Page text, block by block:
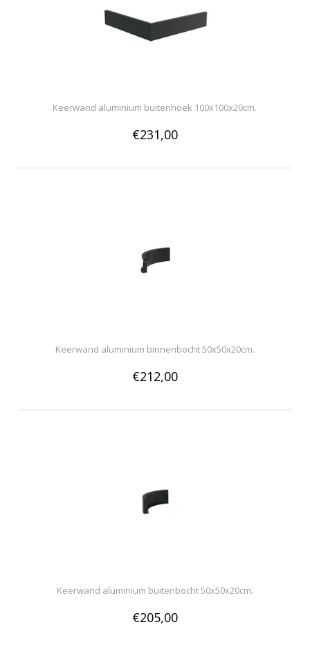
Keerwand aluminium buitenhoek 100x100x20cm.
€231,00
Keerwand aluminium binnenbocht 50x50x20cm.
€212,00
Keerwand aluminium buitenbocht 50x50x20cm.
€205,00